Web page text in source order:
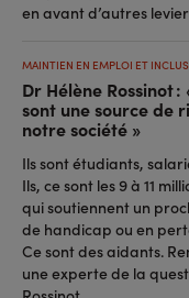
en avant d’autres
Dr Hélène Rossinot
sont une source de
notre société »
MAINTIEN EN EMPLOI ET
Ils sont étudiants,
Ils, ce sont les 9 à 11
qui soutiennent un
de handicap ou en
Ce sont des aidants.
une experte de la